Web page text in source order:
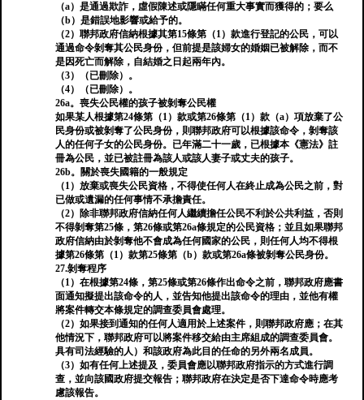
（a）是通過欺詐，虛假陳述或隱瞞任何重大事實而獲得的；要么
（b）是錯誤地影響或給予的。
（2）聯邦政府信納根據其第15條第（1）款進行登記的公民，可以
通過命令剝奪其公民身份，但前提是該婦女的婚姻已被解除，而不
是因死亡而解除，自結婚之日起兩年內。
（3）（已刪除）。
（4）（已刪除）。
26a。喪失公民權的孩子被剝奪公民權
如果某人根據第24條第（1）款或第26條第（1）款（a）項放棄了公
民身份或被剝奪了公民身份，則聯邦政府可以根據該命令，剝奪該
人的任何子女的公民身份。已年滿二十一歲，已根據本《憲法》註
冊為公民，並已被註冊為該人或該人妻子或丈夫的孩子。
26b。關於喪失國籍的一般規定
（1）放棄或喪失公民資格，不得使任何人在終止成為公民之前，對
已做或遺漏的任何事情不承擔責任。
（2）除非聯邦政府信納任何人繼續擔任公民不利於公共利益，否則
不得剝奪第25條，第26條或第26a條規定的公民資格；並且如果聯邦
政府信納由於剝奪他不會成為任何國家的公民，則任何人均不得根
據第26條第（1）款第25條第（b）款或第26a條被剝奪公民身份。
27.剝奪程序
（1）在根​​據第24條，第25條或第26條作出命令之前，聯邦政府應書
面通知擬提出該命令的人，並告知他提出該命令的理由，並他有權
將案件轉交本條規定的調查委員會處理。
（2）如果接到通知的任何人適用於上述案件，則聯邦政府應；在其
他情況下，聯邦政府可以將案件移交給由主席組成的調查委員會。
具有司法經驗的人）和該政府為此目的任命的另外兩名成員。
（3）如有任何上述提及，委員會應以聯邦政府指示的方式進行調
查，並向該國政府提交報告；聯邦政府在決定是否下達命令時應考
慮該報告。